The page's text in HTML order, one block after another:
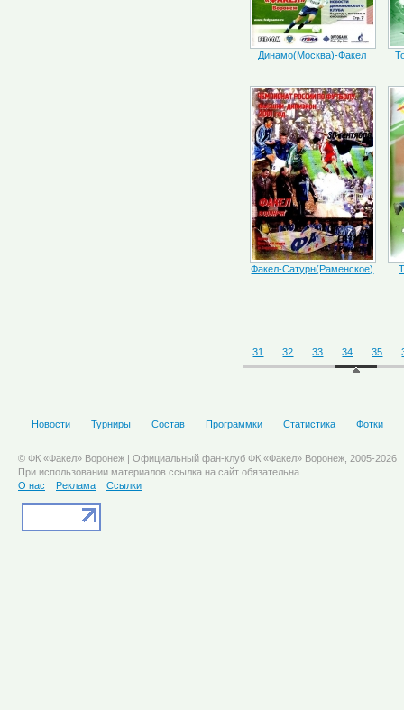
Динамо(Москва)-Факел
Факел-Сатурн(Раменское)
31 32 33 34 35
Новости Турниры Состав Программки Статистика Фотки
© ФК «Факел» Воронеж | Официальный фан-клуб ФК «Факел» Воронеж, 2005-2026
При использовании материалов ссылка на сайт обязательна.
О нас
Реклама Ссылки